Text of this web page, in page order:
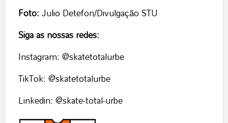
Foto:Julio Detefon/Divulgação STU
Siga as nossas redes:
Instagram: @skatetotalurbe
TikTok: @skatetotalurbe
Linkedin: @skate-total-urbe